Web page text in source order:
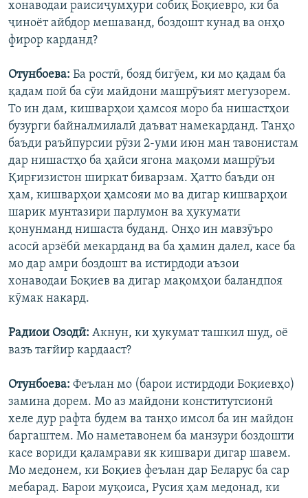
хонаводаи раисиҷумҳури собиқ Боқиевро, ки ба
ҷиноёт айбдор мешаванд, боздошт кунад ва онҳо
фирор карданд?
Отунбоева: Ба ростӣ, бояд бигӯем, ки мо қадам ба
қадам пой ба сӯи майдони машрӯъият мегузорем.
То ин дам, кишварҳои ҳамсоя моро ба нишастҳои
бузурги байналмилалӣ даъват намекарданд. Танҳо
баъди раъйпурсии рӯзи 2-уми июн ман тавонистам
дар нишастҳо ба ҳайси ягона мақоми машрӯъи
Қирғизистон ширкат биварзам. Ҳатто баъди он
ҳам, кишварҳои ҳамсояи мо ва дигар кишварҳои
шарик мунтазири парлумон ва ҳукумати
қонунманд нишаста буданд. Онҳо ин мавзӯъро
асосӣ арзёбӣ мекарданд ва ба ҳамин далел, касе ба
мо дар амри боздошт ва истирдоди аъзои
хонаводаи Боқиев ва дигар мақомҳои баландпоя
кӯмак накард.
Радиои Озодӣ: Акнун, ки ҳукумат ташкил шуд, оё
вазъ тағйир кардааст?
Отунбоева: Феълан мо (барои истирдоди Боқиевҳо)
замина дорем. Мо аз майдони конститутсионӣ
хеле дур рафта будем ва танҳо имсол ба ин майдон
баргаштем. Мо наметавонем ба манзури боздошти
касе вориди қаламрави як кишвари дигар шавем.
Мо медонем, ки Боқиев феълан дар Беларус ба сар
мебарад. Барои муқоиса, Русия ҳам медонад, ки